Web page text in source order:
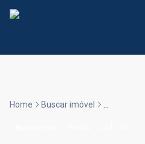
Home Buscar imóvel ...